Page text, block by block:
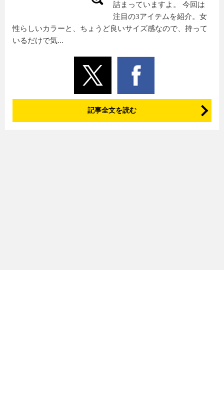
詰まっていますよ。 今回は
注目の3アイテムを紹介。女
性らしいカラーと、ちょうど良いサイズ感なので、持って
いるだけで気...
記事全文を読む